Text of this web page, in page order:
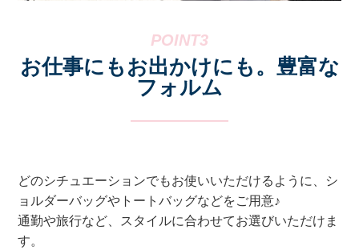
お仕事にもお出かけにも。豊富な
フォルム
どのシチュエーションでもお使いいただけるように、シ
ョルダーバッグやトートバッグなどをご用意♪
通勤や旅行など、スタイルに合わせてお選びいただけま
す。